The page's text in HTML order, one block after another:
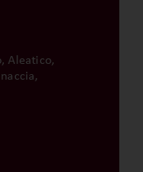
Aleatico,